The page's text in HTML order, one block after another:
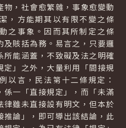
物，社會愈繁雜，事象愈變動
，方能期其以有限不變之條
之事象。因而其所制定之條
賅括為務。易言之，只要邏
能涵蓋，不致礙及法之明確
」之外，大量利用「間接規
以言，民法第十二條規定：
係一「直接規定」，而「未滿
律雖未直接設有明文，但本於
推論」，即可導出該結論，此